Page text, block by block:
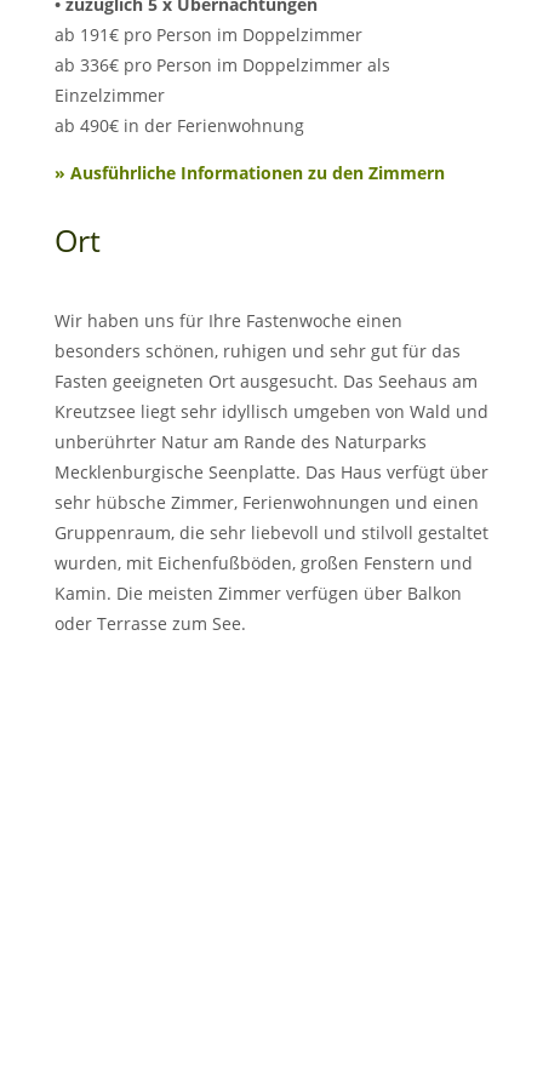
ab 191€ pro Person im Doppelzimmer
ab 336€ pro Person im Doppelzimmer als
Einzelzimmer
ab 490€ in der Ferienwohnung
» Ausführliche Informationen zu den Zimmern
Ort
Wir haben uns für Ihre Fastenwoche einen
besonders schönen, ruhigen und sehr gut für das
Fasten geeigneten Ort ausgesucht. Das Seehaus am
Kreutzsee liegt sehr idyllisch umgeben von Wald und
unberührter Natur am Rande des Naturparks
Mecklenburgische Seenplatte. Das Haus verfügt über
sehr hübsche Zimmer, Ferienwohnungen und einen
Gruppenraum, die sehr liebevoll und stilvoll gestaltet
wurden, mit Eichenfußböden, großen Fenstern und
Kamin. Die meisten Zimmer verfügen über Balkon
oder Terrasse zum See.